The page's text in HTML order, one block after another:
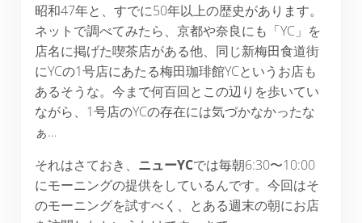
昭和47年と、すでに50年以上の歴史があります。
ネットで調べてみたら、京都や奈良にも「YC」を
店名に掲げた喫茶店がある他、同じ新梅田食道街
にYCの1号店にあたる梅田珈琲館YCというお店も
あるそうな。今まで何百回とこの辺りを歩いてい
ながら、1号店のYCの存在には気づかなかったな
ぁ…
それはさておき、 ニューYCでは毎朝6:30〜10:00
にモーニングの提供をしているんです。今回はそ
のモーニングを試すべく、とある週末の朝にお店